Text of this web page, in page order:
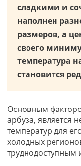
сладкими и
наполнен
размеров, а
своего
температура
становится
Основным
арбуза, является
температур для
холодных
труднодоступным